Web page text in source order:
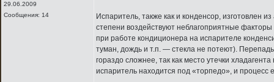
29.06.2009
Сообщения: 14
Испаритель, также как и конденсор, изготовлен
степени воздействуют неблагоприятные
при работе кондиционера на испарителе
туман, дождь и т.п. — стекла не потеют).
гораздо сложнее, так как место утечки
испаритель находится под «торпедо», и процесс